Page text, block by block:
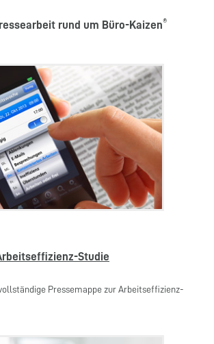
rund um Büro-Kaizen®
Studie
Pressemappe zur Arbeitseffizienz-